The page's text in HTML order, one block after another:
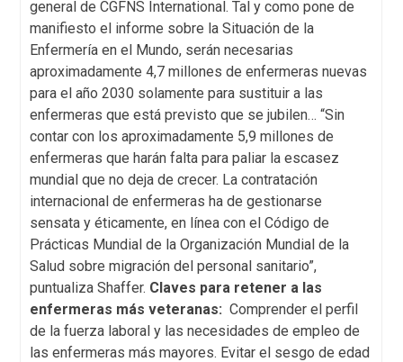
general de CGFNS International. Tal y como pone de
manifiesto el informe sobre la Situación de la
Enfermería en el Mundo, serán necesarias
aproximadamente 4,7 millones de enfermeras nuevas
para el año 2030 solamente para sustituir a las
enfermeras que está previsto que se jubilen… “Sin
contar con los aproximadamente 5,9 millones de
enfermeras que harán falta para paliar la escasez
mundial que no deja de crecer. La contratación
internacional de enfermeras ha de gestionarse
sensata y éticamente, en línea con el Código de
Prácticas Mundial de la Organización Mundial de la
Salud sobre migración del personal sanitario”,
puntualiza Shaffer. Claves para retener a las
enfermeras más veteranas: Comprender el perfil
de la fuerza laboral y las necesidades de empleo de
las enfermeras más mayores. Evitar el sesgo de edad